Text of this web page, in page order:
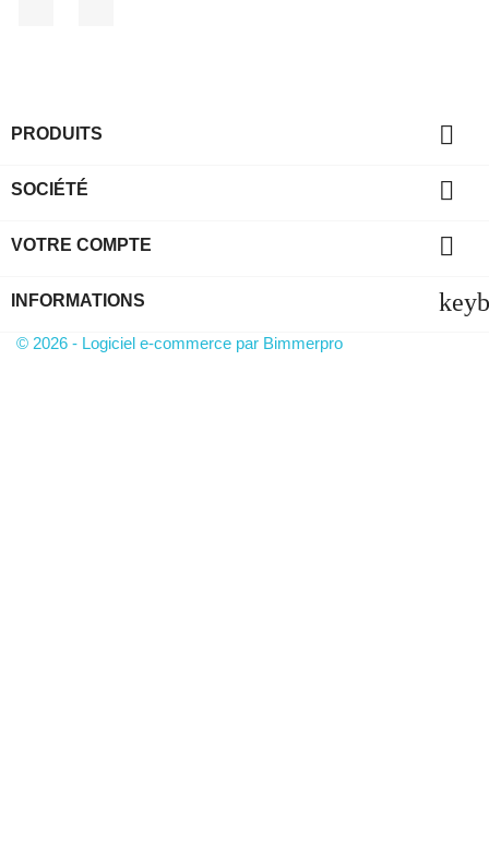
PRODUITS 
SOCIÉTÉ 
VOTRE COMPTE 
INFORMATIONS
© 2026 - Logiciel e-commerce par Bimmerpro